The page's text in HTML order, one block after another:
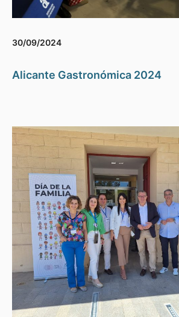
30/09/2024
Alicante Gastronómica 2024